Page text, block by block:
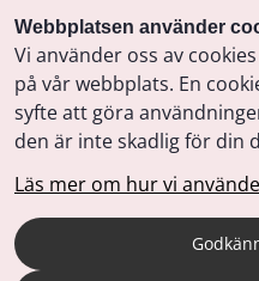
Webbplatsen använder
Vi använder oss av
på vår webbplats. En
syfte att göra
den är inte skadlig för din
Läs mer om hur vi